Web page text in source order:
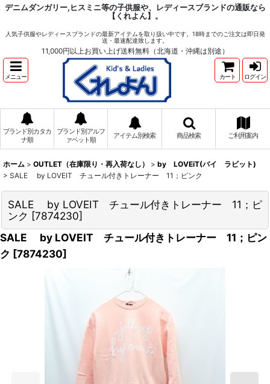
デニムダンガリー,ヒスミニ等の子供服や、レディースブランドの通販なら
【くれよん】。
人気子供服やレディースブランドの最新アイテムを取り扱い中です。18時までのご注文は即日発
送・最速配達致します。
11,000円以上お買い上げ送料無料（北海道・沖縄は別途）
メニュー カート ログイン
ブランド別カタカ
ナ順
ブランド別アルフ
ァベット順
アイテム別検索 商品検索 ご利用案内
ホーム > OUTLET（在庫限り・再入荷なし） > by LOVEiT(バイ ラビット)
> SALE by LOVEIT チュール付きトレーナー 11；ピンク
SALE by LOVEIT チュール付きトレーナー 11；ピ
ンク [7874230]
SALE by LOVEIT チュール付きトレーナー 11；ピン
ク [7874230]